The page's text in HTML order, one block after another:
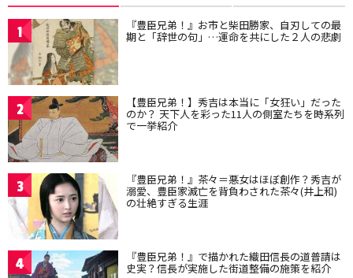
1 『豊臣兄弟！』お市と柴田勝家、自刃しての最
期と「辞世の句」…運命を共にした２人の悲劇
2 【豊臣兄弟！】秀吉は本当に「女狂い」だった
のか？ 天下人を彩った11人の側室たちを時系列
で一挙紹介
3 『豊臣兄弟！』茶々＝悪女はほぼ創作？秀吉が
溺愛、豊臣家滅亡を背負わされた茶々(井上和)
の壮絶すぎる生涯
4 『豊臣兄弟！』で描かれた織田信長の道普請は
史実？信長が実施した街道整備の施策を紹介